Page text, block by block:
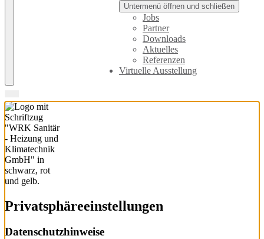
Untermenü öffnen und schließen
Jobs
Partner
Downloads
Aktuelles
Referenzen
Virtuelle Ausstellung
Privatsphäre­einstellungen
Datenschutzhinweise